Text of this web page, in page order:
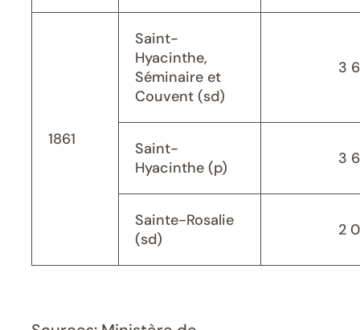
1861
Saint-
Hyacinthe,
Séminaire et
Couvent (sd)
3
Saint-
Hyacinthe (p)
3
Sainte-Rosalie
(sd)
2